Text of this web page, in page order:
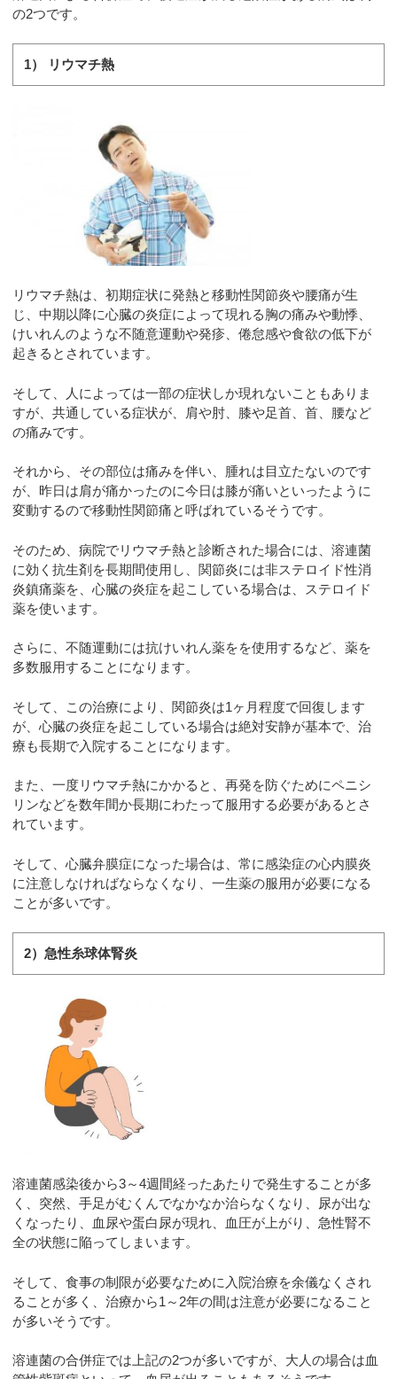
の2つです。
1） リウマチ熱
リウマチ熱は、初期症状に発熱と移動性関節炎や腰痛が生
じ、中期以降に心臓の炎症によって現れる胸の痛みや動悸、
けいれんのような不随意運動や発疹、倦怠感や食欲の低下が
起きるとされています。
そして、人によっては一部の症状しか現れないこともありま
すが、共通している症状が、肩や肘、膝や足首、首、腰など
の痛みです。
それから、その部位は痛みを伴い、腫れは目立たないのです
が、昨日は肩が痛かったのに今日は膝が痛いといったように
変動するので移動性関節痛と呼ばれているそうです。
そのため、病院でリウマチ熱と診断された場合には、溶連菌
に効く抗生剤を長期間使用し、関節炎には非ステロイド性消
炎鎮痛薬を、心臓の炎症を起こしている場合は、ステロイド
薬を使います。
さらに、不随運動には抗けいれん薬をを使用するなど、薬を
多数服用することになります。
そして、この治療により、関節炎は1ヶ月程度で回復します
が、心臓の炎症を起こしている場合は絶対安静が基本で、治
療も長期で入院することになります。
また、一度リウマチ熱にかかると、再発を防ぐためにペニシ
リンなどを数年間か長期にわたって服用する必要があるとさ
れています。
そして、心臓弁膜症になった場合は、常に感染症の心内膜炎
に注意しなければならなくなり、一生薬の服用が必要になる
ことが多いです。
2）急性糸球体腎炎
溶連菌感染後から3～4週間経ったあたりで発生することが多
く、突然、手足がむくんでなかなか治らなくなり、尿が出な
くなったり、血尿や蛋白尿が現れ、血圧が上がり、急性腎不
全の状態に陥ってしまいます。
そして、食事の制限が必要なために入院治療を余儀なくされ
ることが多く、治療から1～2年の間は注意が必要になること
が多いそうです。
溶連菌の合併症では上記の2つが多いですが、大人の場合は血